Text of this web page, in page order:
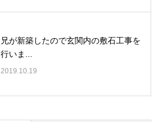
兄が新築したので玄関内の敷石工事を
行いま...
2019.10.19